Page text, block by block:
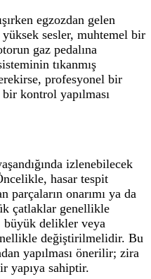
egzozdan gelen
sesler, muhtemel bir
gaz pedalına
tıkanmış
profesyonel bir
kontrol yapılması
izlenebilecek
hasar tespit
onarımı ya da
çatlaklar genellikle
büyük delikler veya
değiştirilmelidir. Bu
yapılması önerilir; zira
yapıya sahiptir.